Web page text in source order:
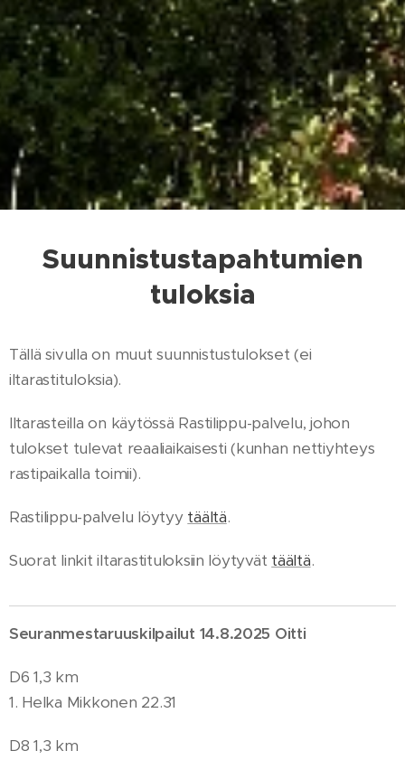
Suunnistustapahtumien
tuloksia
Tällä sivulla on muut suunnistustulokset (ei
iltarastituloksia).
Iltarasteilla on käytössä Rastilippu-palvelu, johon
tulokset tulevat reaaliaikaisesti (kunhan nettiyhteys
rastipaikalla toimii).
Rastilippu-palvelu löytyy täältä.
Suorat linkit iltarastituloksiin löytyvät täältä.
Seuranmestaruuskilpailut 14.8.2025 Oitti
D6 1,3 km
1. Helka Mikkonen 22.31
D8 1,3 km